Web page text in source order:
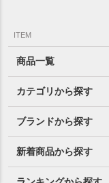
ITEM
商品一覧
カテゴリから探す
ブランドから探す
新着商品から探す